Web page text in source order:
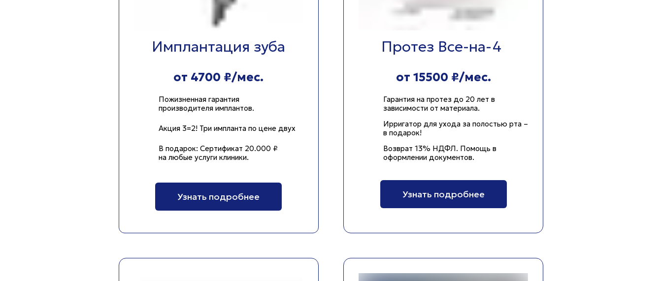
Имплантация зуба
от 4700 ₽/мес.
Пожизненная гарантия
производителя имплантов.
Акция 3=2! Три импланта по цене двух
В подарок: Сертификат 20.000 ₽
на любые услуги клиники.
Узнать подробнее
Протез Все-на-4
от 15500 ₽/мес.
Гарантия на протез до 20 лет в
зависимости от материала.
Ирригатор для ухода за полостью рта –
в подарок!
Возврат 13% НДФЛ. Помощь в
оформлении документов.
Узнать подробнее